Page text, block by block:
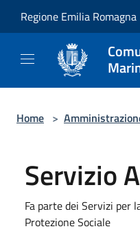
Regione Emilia Romagna
Home >
Servizio
Fa parte dei Servizi per
Protezione Sociale